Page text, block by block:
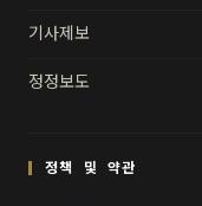
기사제보
정정보도
정책 및 약관